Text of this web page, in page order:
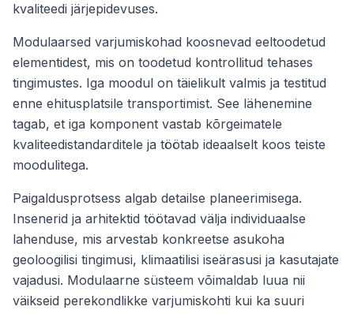
kvaliteedi järjepidevuses.
Modulaarsed varjumiskohad koosnevad eeltoodetud
elementidest, mis on toodetud kontrollitud tehases
tingimustes. Iga moodul on täielikult valmis ja testitud
enne ehitusplatsile transportimist. See lähenemine
tagab, et iga komponent vastab kõrgeimatele
kvaliteedistandarditele ja töötab ideaalselt koos teiste
moodulitega.
Paigaldusprotsess algab detailse planeerimisega.
Insenerid ja arhitektid töötavad välja individuaalse
lahenduse, mis arvestab konkreetse asukoha
geoloogilisi tingimusi, klimaatilisi iseärasusi ja kasutajate
vajadusi. Modulaarne süsteem võimaldab luua nii
väikseid perekondlikke varjumiskohti kui ka suuri